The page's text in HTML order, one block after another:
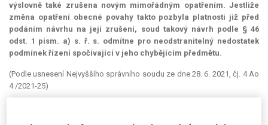
výslovně také zrušena novým mimořádným opatřením. Jestliže
změna opatření obecné povahy takto pozbyla platnosti již před
podáním návrhu na její zrušení, soud takový návrh podle § 46
odst. 1 písm. a) s. ř. s. odmítne pro neodstranitelný nedostatek
podmínek řízení spočívající v jeho chybějícím předmětu.
(Podle usnesení Nejvyššího správního soudu ze dne 28. 6. 2021, čj. 4 Ao
4 /2021-25)